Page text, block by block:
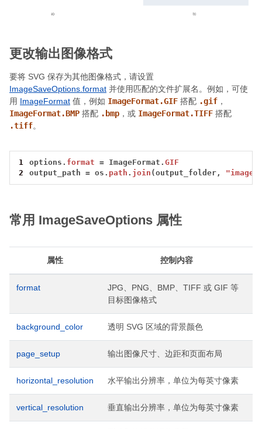
更改输出图像格式
要将 SVG 保存为其他图像格式，请设置
ImageSaveOptions.format 并使用匹配的文件扩展名。例如，可使
用 ImageFormat 值，例如 ImageFormat.GIF 搭配 .gif ，
ImageFormat.BMP 搭配 .bmp ，或 ImageFormat.TIFF 搭配
.tiff。
1 options. format = ImageFormat.GIF
2
output_path = os. path . join (output_folder,
常用 ImageSaveOptions 属性
属性 控制内容
format
JPG、PNG、BMP、TIFF 或 GIF 等
目标图像格式
background_color 透明 SVG 区域的背景颜色
page_setup 输出图像尺寸、边距和页面布局
horizontal_resolution 水平输出分辨率，单位为每英寸像素
vertical_resolution 垂直输出分辨率，单位为每英寸像素